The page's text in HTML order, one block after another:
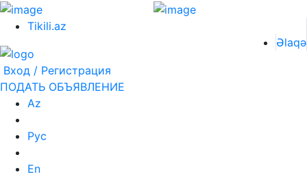
Tikili.az
Əlaqə
Вход / Регистрация
ПОДАТЬ ОБЪЯВЛЕНИЕ
Az
Рус
En